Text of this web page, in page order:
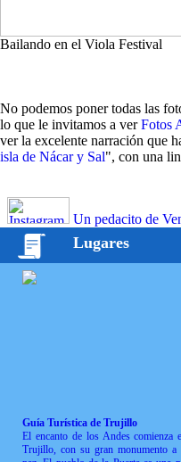
Bailando en el Viola Festival
No podemos poner todas las
lo que le invitamos a verFotos
ver la excelente narración que
isla de Nácar y Sal", con una
Un pedacito de
Lugares
Guía Turística de Trujillo
El encanto de los Andes comienza
Trujillo, con su gran monumento